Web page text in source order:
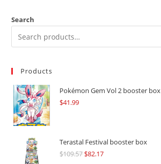
Search
Products
Pokémon Gem Vol 2 booster box
$41.99
Terastal Festival booster box
$109.57Original
$82.17Current